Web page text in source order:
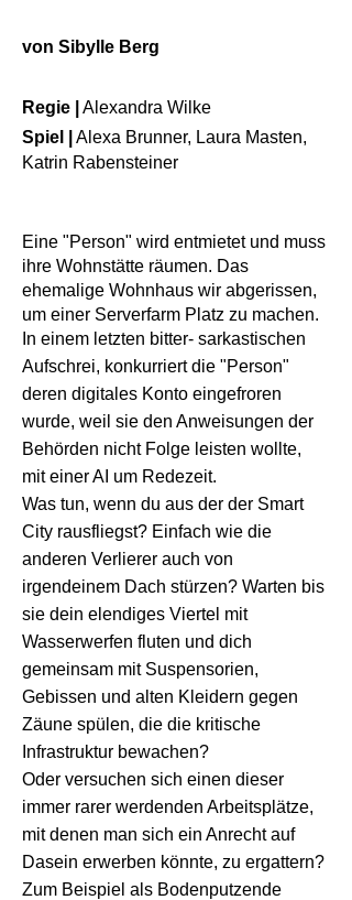
von Sibylle Berg
Regie | Alexandra Wilke
Spiel |
Alexa Brunner, Laura Masten,
Katrin Rabensteiner
Eine "Person" wird entmietet und muss
ihre Wohnstätte räumen. Das
ehemalige Wohnhaus wir abgerissen,
um einer Serverfarm Platz zu machen.
In einem letzten bitter- sarkastischen
Aufschrei, konkurriert die "Person"
deren digitales Konto eingefroren
wurde, weil sie den Anweisungen der
Behörden nicht Folge leisten wollte,
mit einer AI um Redezeit.
Was tun, wenn du aus der der Smart
City rausfliegst? Einfach wie die
anderen Verlierer auch von
irgendeinem Dach stürzen? Warten bis
sie dein elendiges Viertel mit
Wasserwerfen fluten und dich
gemeinsam mit Suspensorien,
Gebissen und alten Kleidern gegen
Zäune spülen, die die kritische
Infrastruktur bewachen?
Oder versuchen sich einen dieser
immer rarer werdenden Arbeitsplätze,
mit denen man sich ein Anrecht auf
Dasein erwerben könnte, zu ergattern?
Zum Beispiel als Bodenputzende